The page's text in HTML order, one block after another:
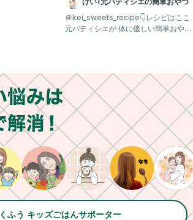
＠kei_sweets_recipe👇レシピはここ
元パティシエが 体に優しい簡単おやつ
くふう キッズごはんサポーター